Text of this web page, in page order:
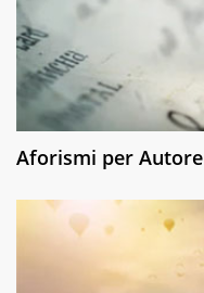
Aforismi per Autore